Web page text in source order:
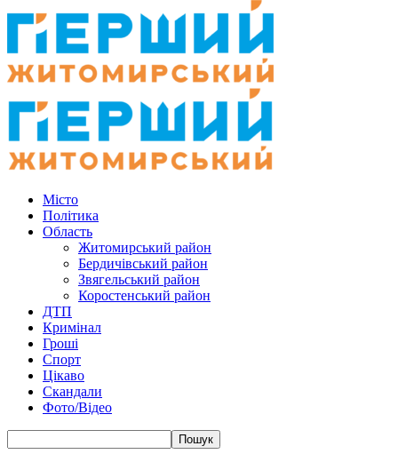
Місто
Політика
Область
Житомирський район
Бердичівський район
Звягельський район
Коростенський район
ДТП
Кримінал
Гроші
Спорт
Цікаво
Скандали
Фото/Відео